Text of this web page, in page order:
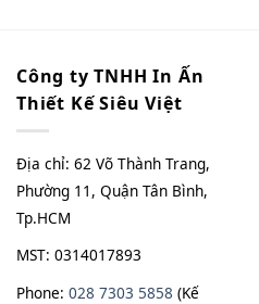
Công ty TNHH In Ấn
Thiết Kế Siêu Việt
Địa chỉ: 62 Võ Thành Trang,
Phường 11, Quận Tân Bình,
Tp.HCM
MST: 0314017893
Phone: 028 7303 5858 (Kế